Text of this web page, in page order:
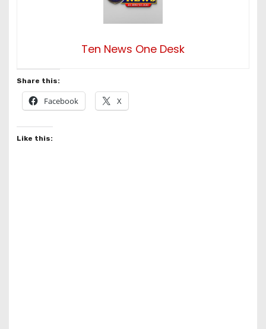
Ten News One Desk
Share this:
Facebook X
Like this: